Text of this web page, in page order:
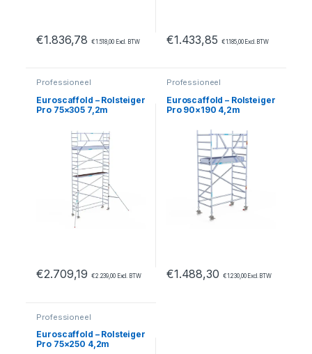
€1.836,78 €1.518,00Excl. BTW €1.433,85 €1.185,00Excl. BTW
Professioneel
Euroscaffold – Rolsteiger
Pro 75×305 7,2m
€2.709,19 €2.239,00Excl. BTW
Professioneel
Euroscaffold – Rolsteiger
Pro 90×190 4,2m
vloer tegen de gevel
€1.488,30 €1.230,00Excl. BTW
Professioneel
Euroscaffold – Rolsteiger
Pro 75×250 4,2m